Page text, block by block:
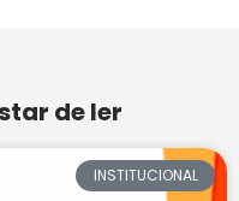
de ler
INSTITUCIONAL